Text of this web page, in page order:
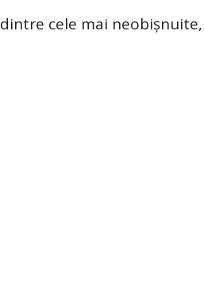
cele mai